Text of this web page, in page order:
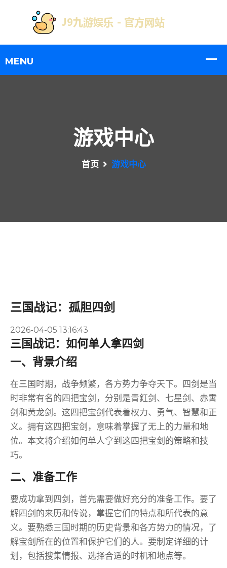
游戏中心
首页 游戏中心
三国战记：孤胆四剑
2026-04-05 13:16:43
三国战记：如何单人拿四剑
一、背景介绍
在三国时期，战争频繁，各方势力争夺天下。四剑是当
时非常有名的四把宝剑，分别是青釭剑、七星剑、赤霄
剑和黄龙剑。这四把宝剑代表着权力、勇气、智慧和正
义。拥有这四把宝剑，意味着掌握了无上的力量和地
位。本文将介绍如何单人拿到这四把宝剑的策略和技
巧。
二、准备工作
要成功拿到四剑，首先需要做好充分的准备工作。要了
解四剑的来历和传说，掌握它们的特点和所代表的意
义。要熟悉三国时期的历史背景和各方势力的情况，了
解宝剑所在的位置和保护它们的人。要制定详细的计
划，包括搜集情报、选择合适的时机和地点等。